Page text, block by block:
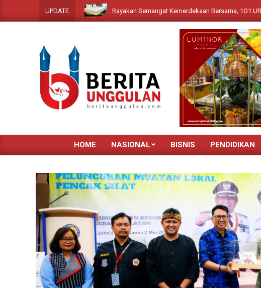
to
UPDATE Rayakan Semangat Kemerdekaan Bersama, 1O1 URBAN
HOME NASIONAL BISNIS PENDIDIKAN